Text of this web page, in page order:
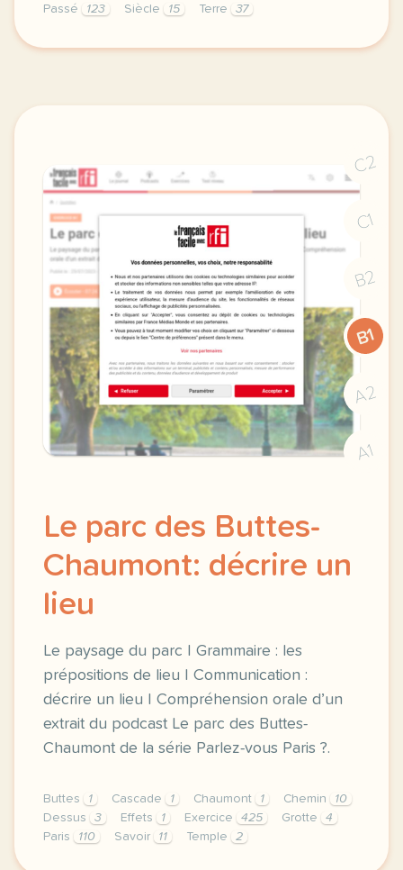
Passé
123 Siècle 15 Terre 37
exercice b1 les catacombes parler d un lieu et
C2
C1
B2
B1
A2
A1
Le parc des Buttes-
Chaumont: décrire un
lieu
Le paysage du parc | Grammaire : les
prépositions de lieu | Communication :
décrire un lieu | Compréhension orale d’un
extrait du podcast Le parc des Buttes-
Chaumont de la série Parlez-vous Paris ?.
Buttes 1 Cascade 1 Chaumont 1 Chemin
10
Dessus
3 Effets 1 Exercice 425 Grotte
4
Paris
110 Savoir 11 Temple 2
exercice b1 le parc des buttes chaumont decrire